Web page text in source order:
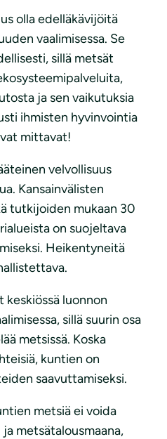
olla edelläkävijöitä
vaalimisessa. Se
sillä metsät
ja sen vaikutuksia
ihmisten hyvinvointia
mittavat!
velvollisuus
Kansainvälisten
tutkijoiden mukaan 30
on suojeltava
Heikentyneitä
keskiössä luonnon
sillä suurin osa
metsissä. Koska
kuntien on
saavuttamiseksi.
metsiä ei voida
metsätalousmaana,